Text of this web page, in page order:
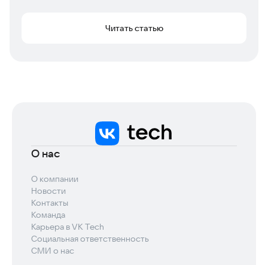
Читать статью
О нас
О компании
Новости
Контакты
Команда
Карьера в VK Tech
Социальная ответственность
СМИ о нас